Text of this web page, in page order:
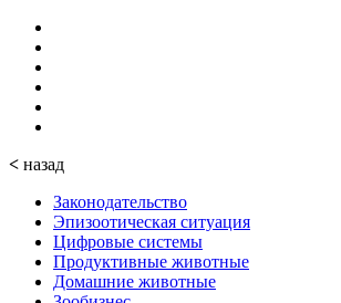
< назад
Законодательство
Эпизоотическая ситуация
Цифровые системы
Продуктивные животные
Домашние животные